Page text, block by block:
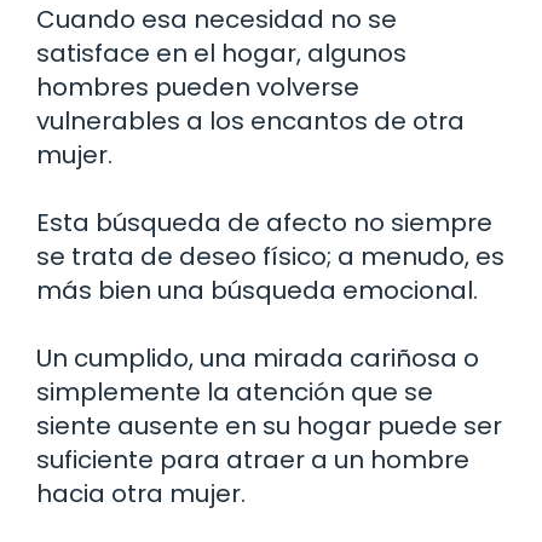
Cuando esa necesidad no se
satisface en el hogar, algunos
hombres pueden volverse
vulnerables a los encantos de otra
mujer.
Esta búsqueda de afecto no siempre
se trata de deseo físico; a menudo, es
más bien una búsqueda emocional.
Un cumplido, una mirada cariñosa o
simplemente la atención que se
siente ausente en su hogar puede ser
suficiente para atraer a un hombre
hacia otra mujer.